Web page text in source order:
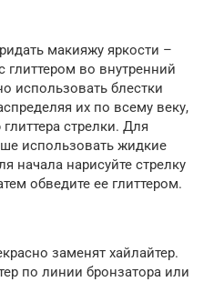
макияжу яркости –
глиттером во внутренний
использовать блестки
их по всему веку,
стрелки. Для
использовать жидкие
начала нарисуйте стрелку
обведите ее глиттером.
заменят хайлайтер.
по линии бронзатора или